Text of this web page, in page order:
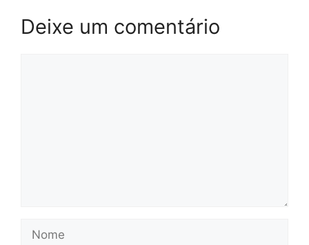
Deixe um comentário
Nome